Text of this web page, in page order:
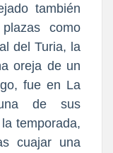
también
como
del Turia, la
oreja de un
fue en La
de sus
temporada,
cuajar una